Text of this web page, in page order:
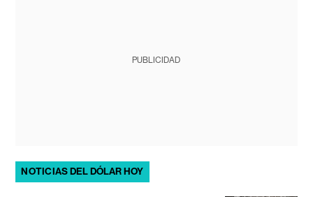
PUBLICIDAD
NOTICIAS DEL DÓLAR HOY